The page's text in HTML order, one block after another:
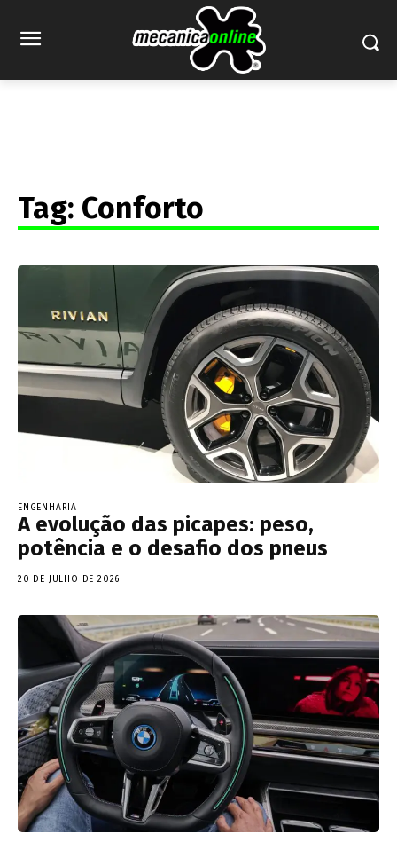
Tag: Conforto
ENGENHARIA
A evolução das picapes: peso,
potência e o desafio dos pneus
20 DE JULHO DE 2026